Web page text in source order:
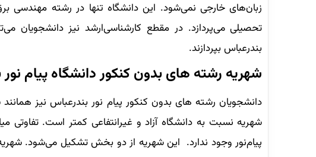
زبان‌های خارجی نمی‌شود. این دانشگاه تنها در رشته
تحصیلی می‌پردازد. در مقطع کارشناسی‌ارشد نیز دانشجویان
بندرعباس بپردازند.
شهریه رشته های بدون کنکور دانشگاه پیام
دانشجویان رشته های بدون کنکور پیام نور بندرعباس نیز
شهریه نسبت به دانشگاه‌ آزاد و غیرانتفاعی کمتر است. تفاوتی
پیام‌نور وجود ندارد. این شهریه از دو بخش تشکیل می‌شود.